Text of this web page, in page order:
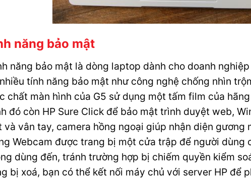
năng bảo mật
năng bảo mật là dòng laptop dành cho doanh
tính năng bảo mật như công nghệ chống nhìn
chất màn hình của G5 sử dụng một tấm film của
đó còn HP Sure Click để bảo mật trình duyệt web,
và vân tay, camera hồng ngoại giúp nhận diện gương
Webcam được trang bị một cửa trập để người dùng
dùng đến, tránh trường hợp bị chiếm quyền kiểm
bị xoá, bạn có thể kết nối máy chủ với server HP để